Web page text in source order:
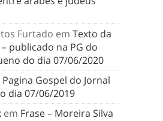
Furtado em Texto da
publicado na PG do
do dia 07/06/2020
Pagina Gospel do Jornal
dia 07/06/2019
em Frase – Moreira Silva